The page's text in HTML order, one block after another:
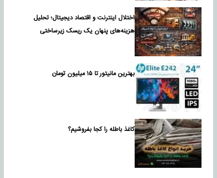
اختلال اینترنت و اقتصاد دیجیتال؛ تحلیل
هزینه‌های پنهان یک ریسک زیرساختی
بهترین مانیتور تا ۱۵ میلیون تومان
کاغذ باطله را کجا بفروشیم؟